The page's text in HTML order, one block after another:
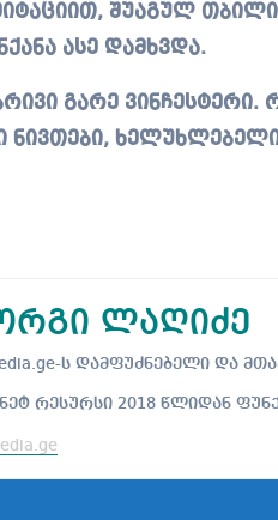
შუაგულ
ასე დამხვდა.
გარე ვინჩესტერი.
ნივთები,
ლაღიძე
ს დამფუძნებელი და
რესურსი 2018 წლიდან